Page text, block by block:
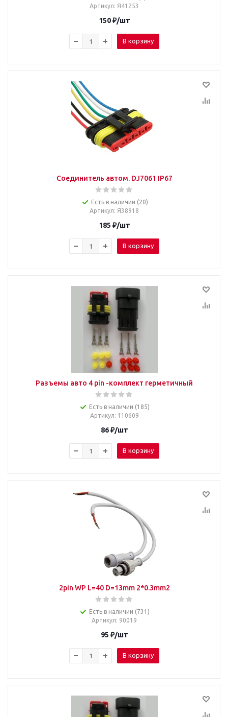
Артикул: Я41253
150₽/шт
В корзину
Соединитель автом. DJ7061 IP67
Есть в наличии (20)
Артикул: Я38918
185 ₽/шт
В корзину
Разъемы авто 4 pin -комплект герметичный
Есть в наличии (185)
Артикул: 110609
86₽/шт
В корзину
2pin WP L=40 D=13mm 2*0.3mm2
Есть в наличии (731)
Артикул: 90019
95 ₽/шт
В корзину